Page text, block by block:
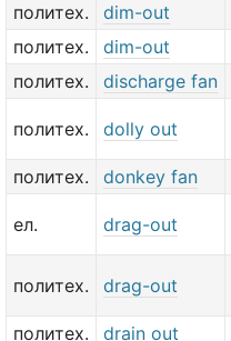
политех. dim-out
политех.
dim-out
политех.
discharge fan
политех. dolly out
политех.
donkey fan
ел. drag-out
политех. drag-out
политех.
drain out